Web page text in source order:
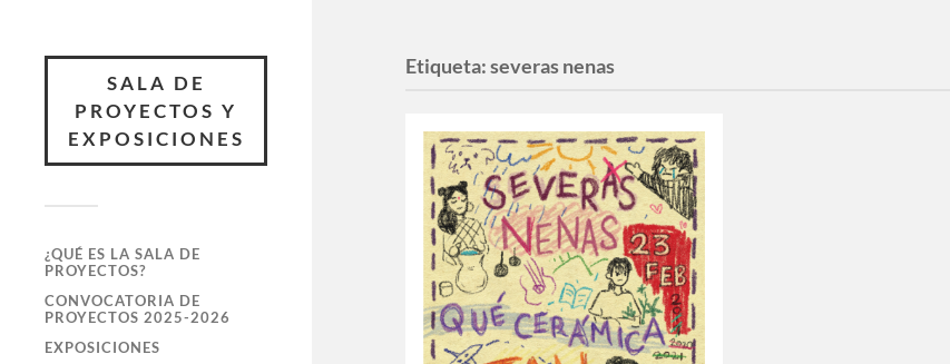
SALA DE
PROYECTOS Y
EXPOSICIONES
¿QUÉ ES LA SALA DE
PROYECTOS?
CONVOCATORIA DE
PROYECTOS 2025-2026
EXPOSICIONES
Etiqueta:severas nenas